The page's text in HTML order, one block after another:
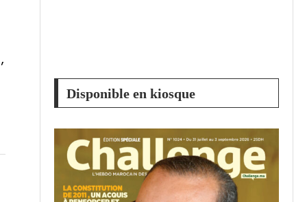
Disponible en kiosque